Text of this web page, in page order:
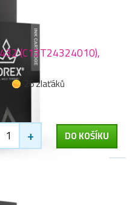
(C13T24324010),
26 zlaťáků
+ DO KOŠÍKU